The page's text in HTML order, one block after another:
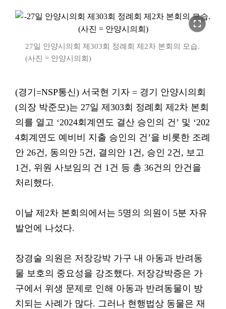
fullscreen
27일 안양시의회 제303회 정례회 제2차 본회의 모습.
(사진 = 안양시의회)
(경기=NSP통신) 서국현 기자 = 경기 안양시의회
(의장 박준모)는 27일 제303회 정례회 제2차 본회
의를 열고 ‘2024회계연도 결산 승인의 건’ 및 ‘202
4회계연도 예비비 지출 승인의 건’을 비롯한 조례
안 26건, 동의안 5건, 결의안 1건, 승인 2건, 보고
1건, 위원 사보임의 건 1건 등 총 36건의 안건을
처리했다.
이날 제2차 본회의에서는 5명의 의원이 5분 자유
발언에 나섰다.
장경술 의원은 저장강박 가구 내 아동과 반려동
물 보호의 중요성을 강조했다. 저장강박증은 가
구에서 위생 문제로 인해 아동과 반려동물이 방
치되는 사례가 많다. 그러나 현행법상 동물은 재